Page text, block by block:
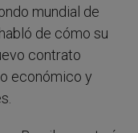
mundial de
de cómo su
contrato
económico y